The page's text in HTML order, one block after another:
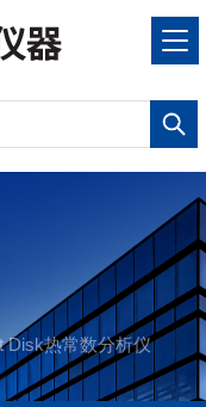
Disk热常数分析仪